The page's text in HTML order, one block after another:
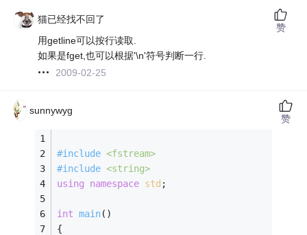
猫已经找不回了
用getline可以按行读取.
如果是fget,也可以根据'\n'符号判断一行.
2009-02-25
赞
sunnywyg
#include <fstream>
#include <string>
using
namespace std ;
int main()
{
赞